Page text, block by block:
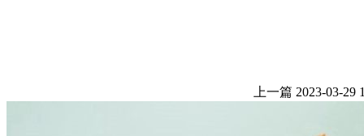
上一篇 2023-03-29